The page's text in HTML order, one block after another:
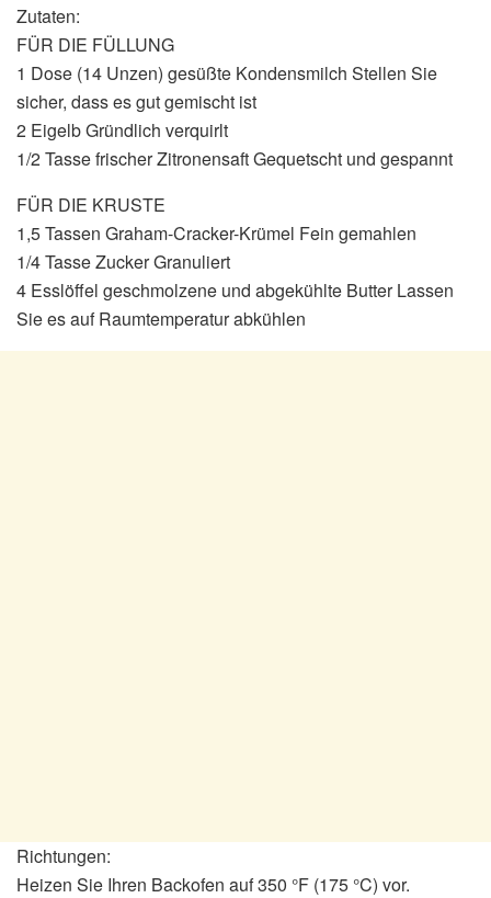
Zutaten:
FÜR DIE FÜLLUNG
1 Dose (14 Unzen) gesüßte Kondensmilch Stellen Sie
sicher, dass es gut gemischt ist
2 Eigelb Gründlich verquirlt
1/2 Tasse frischer Zitronensaft Gequetscht und gespannt
FÜR DIE KRUSTE
1,5 Tassen Graham-Cracker-Krümel Fein gemahlen
1/4 Tasse Zucker Granuliert
4 Esslöffel geschmolzene und abgekühlte Butter Lassen
Sie es auf Raumtemperatur abkühlen
Richtungen:
Heizen Sie Ihren Backofen auf 350 °F (175 °C) vor.